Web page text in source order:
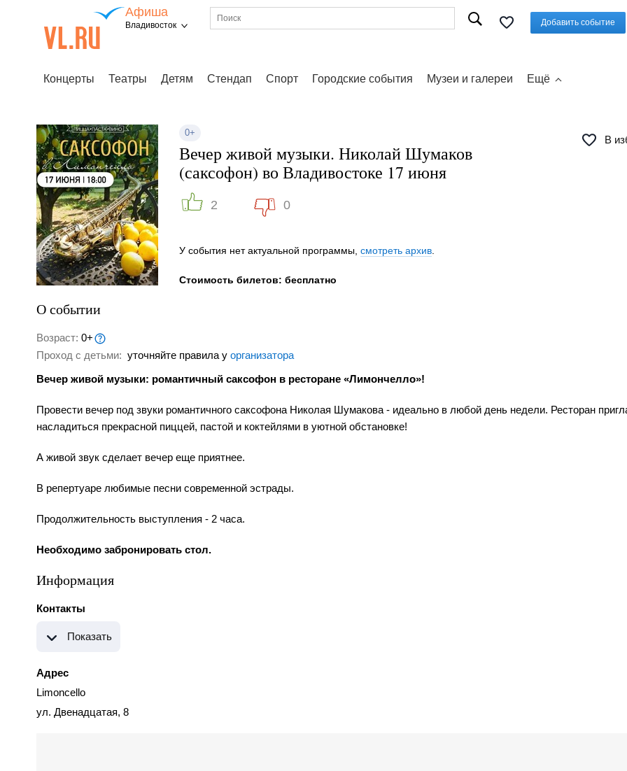
Афиша
Владивосток Добавить событие
Концерты Театры Детям Стендап Спорт Городские события Музеи и галереи Ещё
0+
В
Вечер живой музыки. Николай Шумаков
(саксофон) во Владивостоке 17 июня
2 0
У события нет актуальной программы, смотреть архив
Стоимость билетов: бесплатно
О событии
Возраст: 0+
Проход с детьми: уточняйте правила у организатора
Вечер живой музыки: романтичный саксофон в ресторане «Лимончелло»!
Провести вечер под звуки романтичного саксофона Николая Шумакова - идеально в любой день недели. Ресторан
насладиться прекрасной пиццей, пастой и коктейлями в уютной обстановке!
А живой звук сделает вечер еще приятнее.
В репертуаре любимые песни современной эстрады.
Продолжительность выступления - 2 часа.
Необходимо забронировать стол.
Информация
Контакты
Показать
Адрес
Limoncello
ул. Двенадцатая, 8